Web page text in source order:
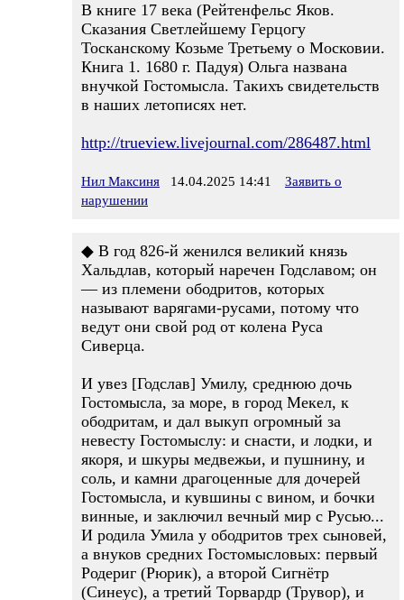
В книге 17 века (Рейтенфельс Яков.
Сказания Светлейшему Герцогу
Тосканскому Козьме Третьему о Московии.
Книга 1. 1680 г. Падуя) Ольга названа
внучкой Гостомысла. Такихъ свидетельств
в наших летописях нет.
http://trueview.livejournal.com/286487.html
Нил Максиня 14.04.2025 14:41
Заявить о
нарушении
◆ В год 826-й женился великий князь
Хальдлав, который наречен Годславом; он
— из племени ободритов, которых
называют варягами-русами, потому что
ведут они свой род от колена Руса
Сиверца.
И увез [Годслав] Умилу, среднюю дочь
Гостомысла, за море, в город Мекел, к
ободритам, и дал выкуп огромный за
невесту Гостомыслу: и снасти, и лодки, и
якоря, и шкуры медвежьи, и пушнину, и
соль, и камни драгоценные для дочерей
Гостомысла, и кувшины с вином, и бочки
винные, и заключил вечный мир с Русью...
И родила Умила у ободритов трех сыновей,
а внуков средних Гостомысловых: первый
Родериг (Рюрик), а второй Сигнётр
(Синеус), а третий Торвардр (Трувор), и